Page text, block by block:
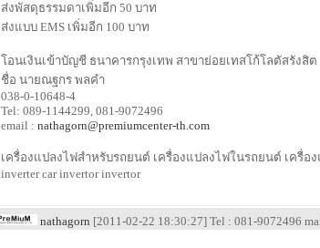
ส่งพัสดุธรรมดาเพิ่มอีก 50 บาท
ส่งแบบ EMS เพิ่มอีก 100 บาท
โอนเงินเข้าบัญชี ธนาคารกรุงเทพ สาขาย่อยเทสโก้โลตัสรังสิต
ชื่อ นายณฐกร พลคำ
038-0-10648-4
Tel: 089-1144299, 081-9072496
email : nathagorn@premiumcenter-th.com
เครื่องแปลงไฟสำหรับรถยนต์ เครื่องแปลงไฟในรถยนต์ เครื่อง
inverter car invertor invertor
nathagorn [2011-02-22 18:30:27] Tel : 081-9072496